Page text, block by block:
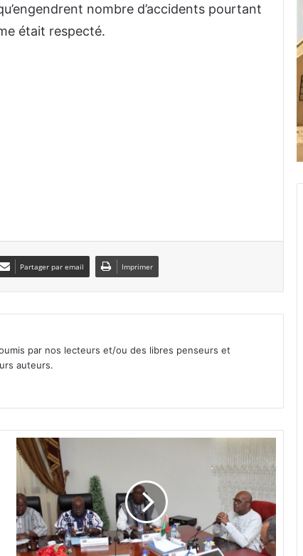
nombre d’accidents pourtant
était respecté.
Partager par email Imprimer
par nos lecteurs et/ou des libres penseurs et
auteurs.
C
o
p
t
e
r
e